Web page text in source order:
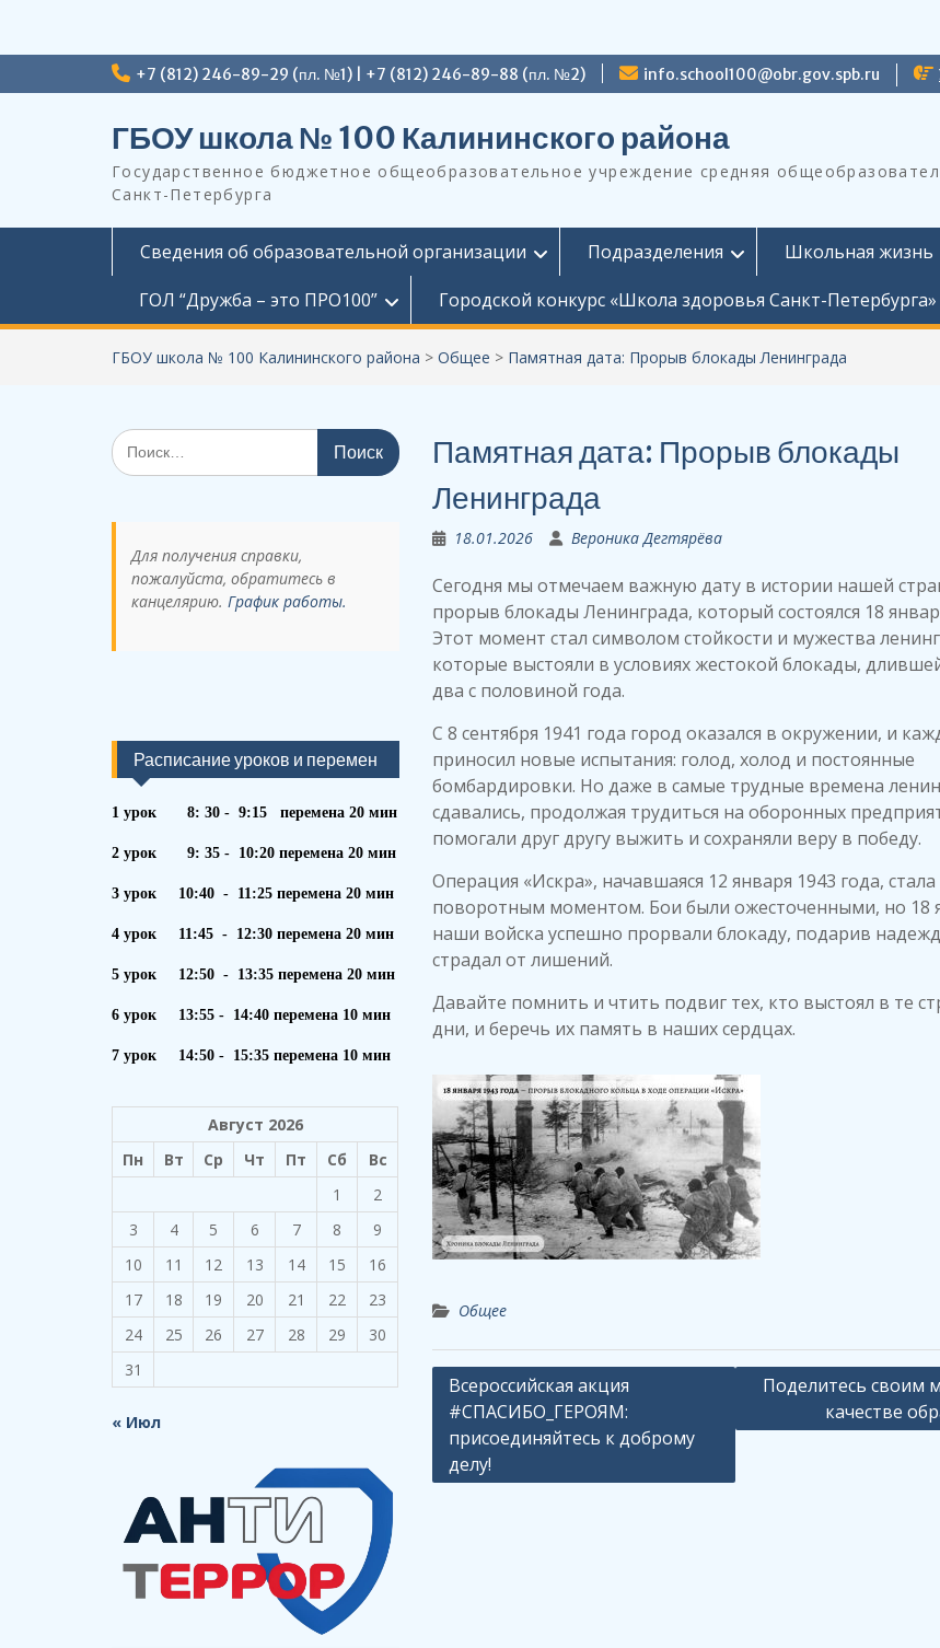
к
+7 (812) 246-89-29 (пл. №1) | +7 (812) 246-89-88 (пл. №2) info.school100@obr.gov.spb.ru
ГБОУ школа № 100 Калининского района
Государственное бюджетное общеобразовательное учреждение средняя
Санкт-Петербурга
Сведения об образовательной организации Подразделения Школьная жизнь
ГОЛ “Дружба – это ПРО100”
Городской конкурс «Школа здоровья Санкт-
ГБОУ школа № 100 Калининского района > Общее > Памятная дата: Прорыв блокады Ленинграда
Памятная дата: Прорыв блокады
Ленинграда
18.01.2026 Вероника Дегтярёва
Сегодня мы отмечаем важную дату в истории нашей
прорыв блокады Ленинграда, который состоялся 18
Этот момент стал символом стойкости и мужества
которые выстояли в условиях жестокой блокады,
два с половиной года.
С 8 сентября 1941 года город оказался в окружении, и
приносил новые испытания: голод, холод и постоянные
бомбардировки. Но даже в самые трудные времена
сдавались, продолжая трудиться на оборонных
помогали друг другу выжить и сохраняли веру в победу.
Операция «Искра», начавшаяся 12 января 1943 года, стала
поворотным моментом. Бои были ожесточенными, но 18
наши войска успешно прорвали блокаду, подарив
страдал от лишений.
Давайте помнить и чтить подвиг тех, кто выстоял в те
дни, и беречь их память в наших сердцах.
Общее
Навигация
по
записям
Всероссийская акция
#СПАСИБО_ГЕРОЯМ:
присоединяйтесь к доброму
делу!
Поделитесь своим
качестве
Поиск
по:
Для получения справки,
пожалуйста, обратитесь в
канцелярию. График работы.
Расписание уроков и перемен
1 урок 8: 30 - 9:15 перемена 20 мин
2 урок 9: 35 - 10:20 перемена 20 мин
3 урок 10:40 - 11:25 перемена 20 мин
4 урок 11:45 - 12:30 перемена 20 мин
5 урок 12:50 - 13:35 перемена 20 мин
6 урок 13:55 - 14:40 перемена 10 мин
7 урок 14:50 - 15:35 перемена 10 мин
Август 2026
Пн
Вт Ср Чт Пт Сб
Вс
1
2
3
4 5 6 7 8
9
10
11 12 13 14 15
16
17
18 19 20 21 22
23
24
25 26 27 28 29
30
31
« Июл